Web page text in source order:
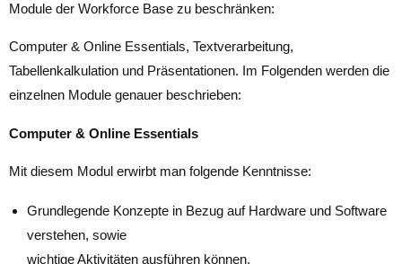
Module der Workforce Base zu beschränken:
Computer & Online Essentials, Textverarbeitung,
Tabellenkalkulation und Präsentationen. Im Folgenden werden die
einzelnen Module genauer beschrieben:
Computer & Online Essentials
Mit diesem Modul erwirbt man folgende Kenntnisse:
Grundlegende Konzepte in Bezug auf Hardware und Software
verstehen, sowie
wichtige Aktivitäten ausführen können,